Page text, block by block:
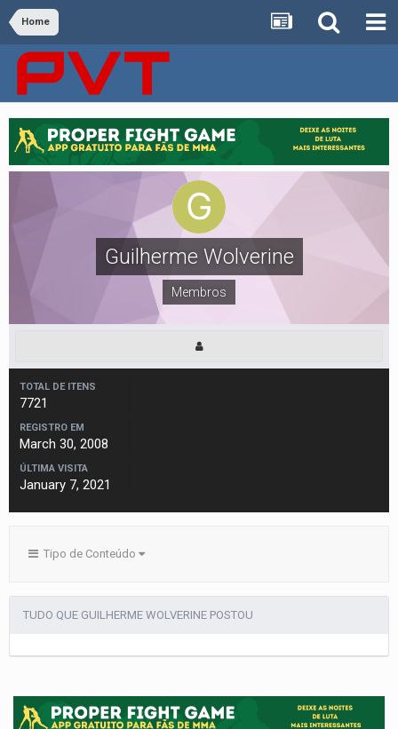
Home
Guilherme Wolverine
Membros
TOTAL DE ITENS
7721
REGISTRO EM
March 30, 2008
ÚLTIMA VISITA
January 7, 2021
Tipo de Conteúdo
TUDO QUE GUILHERME WOLVERINE POSTOU